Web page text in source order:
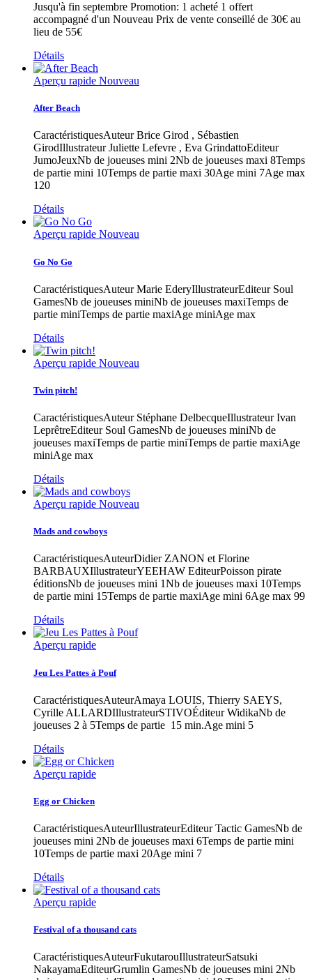
Jusqu'à fin septembre Promotion: 1 acheté 1 offert
accompagné d'un Nouveau Prix de vente conseillé de 30€ au
lieu de 55€
Détails
Aperçu rapide Nouveau
After Beach
CaractéristiquesAuteur Brice Girod , Sébastien
GirodIllustrateur Juliette Lefevre , Eva GrindattoEditeur
JumoJeuxNb de joueuses mini 2Nb de joueuses maxi 8Temps
de partie mini 10Temps de partie maxi 30Age mini 7Age max
120
Détails
Aperçu rapide Nouveau
Go No Go
CaractéristiquesAuteur Marie EderyIllustrateurEditeur Soul
GamesNb de joueuses miniNb de joueuses maxiTemps de
partie miniTemps de partie maxiAge miniAge max
Détails
Aperçu rapide Nouveau
Twin pitch!
CaractéristiquesAuteur Stéphane DelbecqueIllustrateur Ivan
LeprêtreEditeur Soul GamesNb de joueuses miniNb de
joueuses maxiTemps de partie miniTemps de partie maxiAge
miniAge max
Détails
Aperçu rapide Nouveau
Mads and cowboys
CaractéristiquesAuteurDidier ZANON et Florine
BARBAUXIllustrateurYEEHAW EditeurPoisson pirate
éditionsNb de joueuses mini 1Nb de joueuses maxi 10Temps
de partie mini 15Temps de partie maxiAge mini 6Age max 99
Détails
Aperçu rapide
Jeu Les Pattes à Pouf
CaractéristiquesAuteurAmaya LOUIS, Thierry SAEYS,
Cyrille ALLARDIllustrateurSTIVOÉditeur WidikaNb de
joueuses 2 à 5Temps de partie 15 min.Age mini 5
Détails
Aperçu rapide
Egg or Chicken
CaractéristiquesAuteurIllustrateurEditeur Tactic GamesNb de
joueuses mini 2Nb de joueuses maxi 6Temps de partie mini
10Temps de partie maxi 20Age mini 7
Détails
Aperçu rapide
Festival of a thousand cats
CaractéristiquesAuteurFukutarouIllustrateurSatsuki
NakayamaEditeurGrumlin GamesNb de joueuses mini 2Nb